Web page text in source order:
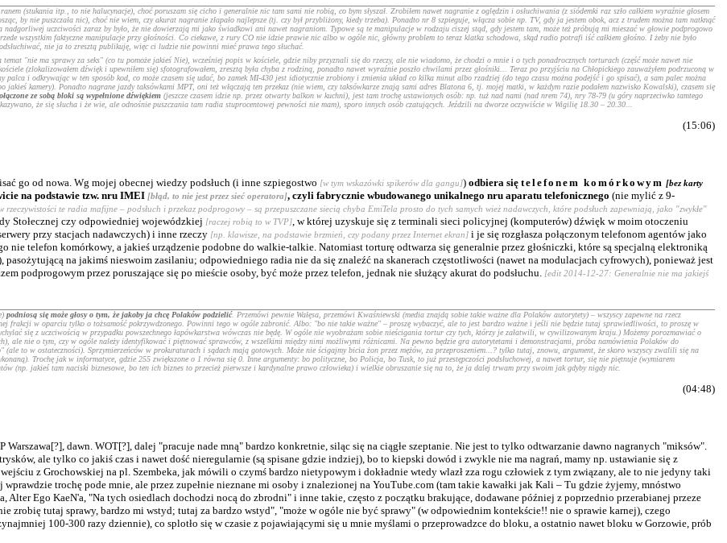
(stukania itp., to nie halucynacje), choć poruszam się cicho i generalnie nic tam sami nie robią, co bym słyszał. Zrobiłem nawet nagranie z oględzin i osłuchiwania (z siódemki raz szło całkiem wyraźnie głosem
by nie puszczała nic), choć nie wiem, czy akurat nagranie złapało najlepsze (tj. czy był przybliżony, kiedy trzeba). Ponadto nr 8 szpieguje, włącza sobie np. TV, gdy ja jestem obok, acz z trudem można tam natknąć
uczciwości zaraz by było, że nie dowierzają mi jako świadkowi ani nawet nagraniom. Typowe są te manipulacje w rodzaju ciszej stąd, gdy jestem tam, może też próbują mi mieszać w głowie podprogowo
wszystkim faktyczne manipulacje przy głośności. Co ciekawe, z rury CO nie idzie prawie nic albo w ogóle nic, główny problem to teraz klatka schodowa, skąd radio potrafi iść całkiem głośno. I żeby nie było
nie ja to zresztą publikuję, więc ci ludzie nie powinni mieć prawa tego słuchać.
"nie ma sprawy za seks" (co tu pomoże jakieś Nie), wcześniej popis w kościele, gdzie niby przyznali się do rzeczy, ale nie wiadomo, że chodzi o mnie i o tych ponadrocznych torturach (część może nawet nie
(zlokalizowałem dźwięk i upewniłem się) sfotografowałem, zresztą była chyba z rodziną, ponadto nawet wyraźnie poszło chwilami przez głośniki... Teraz po przyjściu na Chłopickiego zauważyłem podrzuconą w
i odkrywając w ten sposób kod, co może czasem się udać, bo zamek MI-430 jest idiotycznie zrobiony i zmienia układ co kilka minut albo rzadziej (do tego czasu można podejść i go spisać), a sam palec można
kamery). Ponadto nagrane jazdy taksówkami MPT, oni też włączają ten przekaz (nie wiem, czy taksówkarze znają sami adres Blatona 6, tj. mojej matki, w każdym razie podałem nazwisko Kowalski), czasem się
ze sobą bloki są wypełnione dźwiękiem (jeszcze czasem idzie np. przez otwarty balkon w kuchni), jest tam trochę ustawionych osób: np. tuż nad nami (nad nrem 74), nry 78-79 (u góry naprzeciwko tamtego
że się słucha i że wie, ale odnośnie puszczania tam radia stuprocentowej pewności nie mam), sporo innych osób czatujących. Jeździli na dworze oczywiście w Wigilię 18.30 – 20.30...
(15:06)
go od nowa. Wg mojej obecnej wiedzy podsłuch (i inne szpiegostwo [w tym wskazówki spikerów dla gangu]) odbiera się telefonem komórkowym [bez karty
na podstawie tzw. nru IMEI [błąd, to nie jest przez sieć operatora], czyli fabrycznie wbudowanego unikalnego nru aparatu telefonicznego (nie mylić z 9-
rzeczywistości te radia mafijne – podsłuch i przekaz podprogowy – są przepuszczane siecią chyba EmiTela prosto do tych samych wież nadawczych, które podsłuch zapewniają, jako "zwykłe"
Stołecznej czy odpowiedniej wojewódzkiej [raczej robią to w TVP] , w której uzyskuje się z terminali sieci policyjnej (komputerów) dźwięk w moim otoczeniu
przy stacjach nadawczych) i inne rzeczy [np. klawisze, na podstawie brzmień, czy podany przez Internet ekran] i je się rozgłasza połączonym telefonom agentów jako
nie telefon komórkowy, a jakieś urządzenie podobne do walkie-talkie. Natomiast torturę odtwarza się generalnie przez głośniczki, które są specjalną elektroniką
na jakimś nieswoim zasilaniu; odpowiedniego radia nie da się znaleźć na skanerach częstotliwości (nawet na modulacjach cyfrowych), ponieważ jest
podprogowym przez poruszające się po mieście osoby, być może przez telefon, jednak nie służący akurat do podsłuchu.
[edit 2014-12-27: Generalnie nie ma jakiejś
podniosą się może głosy o tym, że jakobyja chcę Polaków podzielić. Przemówi pewnie Wałęsa, przemówi Kwaśniewski (media znajdą sobie takie ważne dla Polaków autorytety) – wszyscy zapewne na rzecz
frakcji w oparciu tylko o tożsamość pokrzywdzonego. Powinni tego w ogóle zabronić. Albo: "bo nie takie ważne" – proszę wybaczyć, ale to jest bardzo ważne i jeśli nie będzie tutaj sprawiedliwości, to proszę w
się z uczciwością w przypadku powszechnego łapówkarstwa wówczas nie będę. W ogóle nie wyobrażam sobie nieścigania tortur czy tych, którzy je załatwili, w cywilizowanym kraju.) Możemy porozmawiać o
ale nie o tym, czy w ogóle należy identyfikować i piętnować sprawców, z wszelkimi między nimi możliwymi różnicami. Na pewno będzie gra autorytetami i demonstracjami, próba namówienia Polaków do
to w ostateczności). Sprzymierzeńców w prokuraturach i sądach mają gotowych. Może nie ścigajmy bicia żon przez mężów, za przeproszeniem...? tylko tutaj, znowu, argument, że skoro wszyscy zwalili się na
Trochę jak w informatyce, gdzie 255 zwiększone o 1 równa się 0. Inne argumenty: bo polityczne, bo Policja, bo Tusk, to już przestępczości podsłuchowej, a nawet tortur, się nie piętnuje (wymiarem
(np. jakieś tam naciski biznesowe, bo ten ich biznes to przecież pierwsze i kardynalne prawo człowieka) i wielkie obruszanie się na to, że ja dalej trwam przy swoim jak gdyby nigdy nic.
(04:48)
dawn. WOT[?], dalej "pracuje nade mną" bardzo konkretnie, siląc się na ciągłe szeptanie. Nie jest to tylko odtwarzanie dawno nagranych "miksów".
ale tylko co jakiś czas i nawet dość nieregularnie (są spisane gdzie indziej), bo to kiepski dowód i zwykle nie ma nagrań, mamy np. ustawianie się z
z Grochowskiej na pl. Szembeka, jak mówili o czymś bardzo nietypowym i dokładnie wtedy wlazł zza rogu człowiek z tym związany, ale to nie jedyny taki
trochę pode mnie, ale przez zupełnie nieznane mi osoby i znalezionej na YouTube.com (tam takie kawałki jak Kali – Tu gdzie żyjemy, mnóstwo
Alter Ego KaeN'a, "Na tych osiedlach dochodzi nocą do zbrodni" i inne takie, często z początku brakujące, dodawane później z poprzednio przerabianej przeze
zrobię tutaj sprawy, bardzo mi wstyd; tutaj za bardzo wstyd", "może w ogóle nie być sprawy" (w odpowiednim kontekście!! nie o sprawie karnej), czego
100-300 razy dziennie), co splotło się w czasie z pojawiającymi się u mnie myślami o przeprowadzce do bloku, a ostatnio nawet bloku w Gorzowie, prób